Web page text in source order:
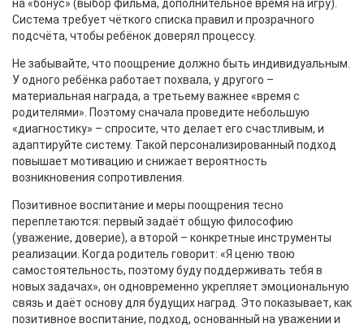
на «бонус» (выбор фильма, дополнительное время на игру).
Система требует чёткого списка правил и прозрачного
подсчёта, чтобы ребёнок доверял процессу.
Не забывайте, что поощрение должно быть индивидуальным.
У одного ребёнка работает похвала, у другого –
материальная награда, а третьему важнее «время с
родителями». Поэтому сначала проведите небольшую
«диагностику» – спросите, что делает его счастливым, и
адаптируйте систему. Такой персонализированный подход
повышает мотивацию и снижает вероятность
возникновения сопротивления.
Позитивное воспитание и меры поощрения тесно
переплетаются: первый задаёт общую философию
(уважение, доверие), а второй – конкретные инструменты
реализации. Когда родитель говорит: «Я ценю твою
самостоятельность, поэтому буду поддерживать тебя в
новых задачах», он одновременно укрепляет эмоциональную
связь и даёт основу для будущих наград. Это показывает, как
позитивное воспитание, подход, основанный на уважении и